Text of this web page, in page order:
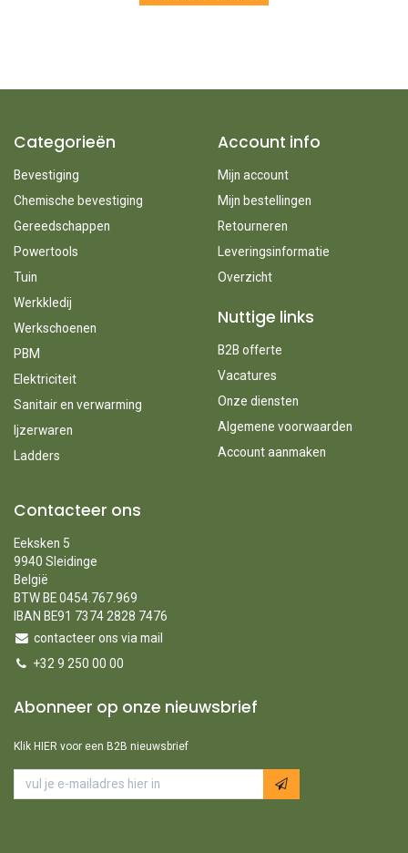
Categorieën
Bevestiging
Chemische bevestiging
Gereedschappen
Powertools
Tuin
Werkkledij
Werkschoenen
PBM
Elektriciteit
Sanitair en verwarming
Ijzerwaren
Ladders
Account info
Mijn account
Mijn bestellingen
Retourneren
Leveringsinformatie
Overzicht
Nuttige links
B2B offerte
Vacatures
Onze diensten
Algemene voorwaarden
Account aanmaken
Contacteer ons
Eeksken 5
9940 Sleidinge
België
BTW BE 0454.767.969
IBAN BE91 7374 2828 7476
contacteer ons via mail
+32 9 250 00 00
Abonneer op onze nieuwsbrief
Klik HIER voor een B2B nieuwsbrief